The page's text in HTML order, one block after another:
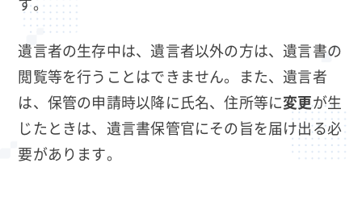
遺言者の生存中は、遺言者以外の方は、遺言書の
閲覧等を行うことはできません。また、遺言者
は、保管の申請時以降に氏名、住所等に変更が生
じたときは、遺言書保管官にその旨を届け出る必
要があります。